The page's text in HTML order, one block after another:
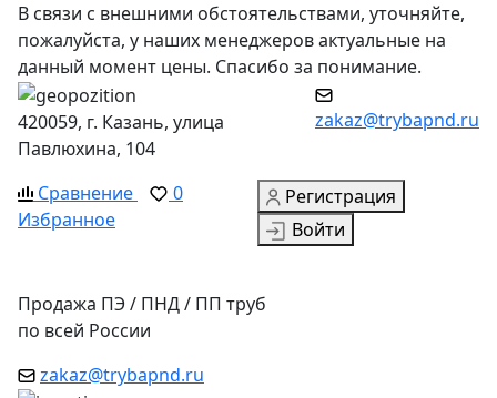
В связи с внешними обстоятельствами, уточняйте,
пожалуйста, у наших менеджеров актуальные на
данный момент цены. Спасибо за понимание.
420059, г. Казань, улица
Павлюхина, 104
zakaz@trybapnd.ru
Сравнение
0
Избранное
Регистрация
Войти
Продажа ПЭ / ПНД / ПП труб
по всей России
zakaz@trybapnd.ru